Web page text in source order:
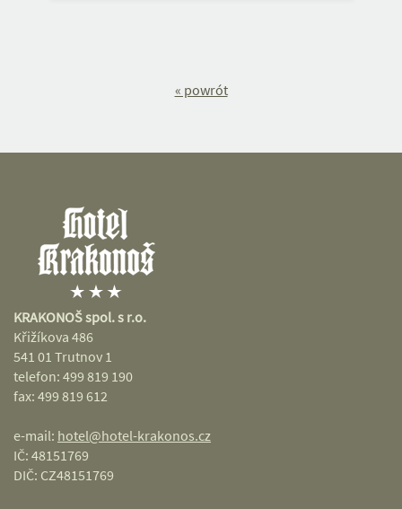
« powrót
KRAKONOŠ spol. s r.o.
Křižíkova 486
541 01 Trutnov 1
telefon: 499 819 190
fax: 499 819 612
e-mail: hotel@hotel-krakonos.cz
IČ: 48151769
DIČ: CZ48151769